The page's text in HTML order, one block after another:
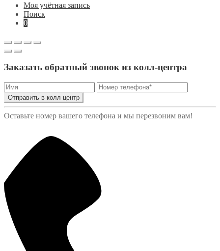
Моя учётная запись
Поиск
0
Заказать обратный звонок из колл-центра
Отправить в колл-центр
Оставьте номер вашего телефона и мы перезвоним вам!